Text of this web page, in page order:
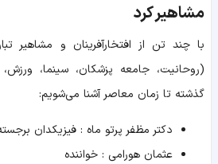
مشاهیر کرد
با چند تن از افتخارآفرینان و مشاهیر
(روحانیت، جامعه پزشکان، سینما،
گذشته تا زمان معاصر آشنا می‌شویم:
دکتر مظفر پرتو ماه : فیزیکدان
عثمان هورامی : خواننده